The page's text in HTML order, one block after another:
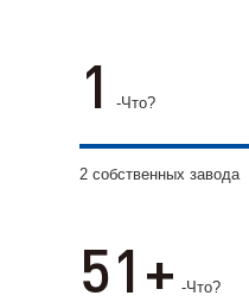
2 -Что?
2 собственных завода
70 -Что?